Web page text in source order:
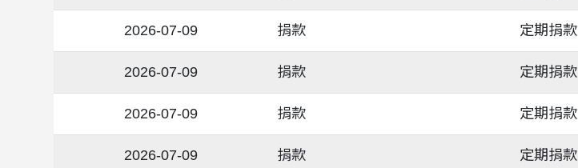
2026-07-09 捐款 定期捐款
2026-07-09 捐款 定期捐款
2026-07-09 捐款 定期捐款
2026-07-09 捐款 定期捐款